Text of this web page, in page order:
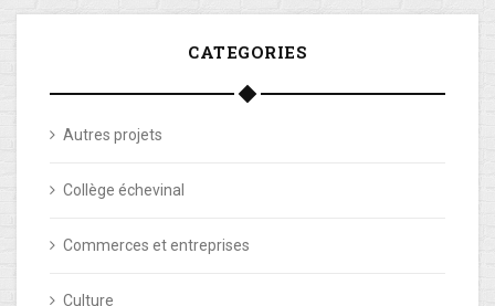
CATEGORIES
Autres projets
Collège échevinal
Commerces et entreprises
Culture